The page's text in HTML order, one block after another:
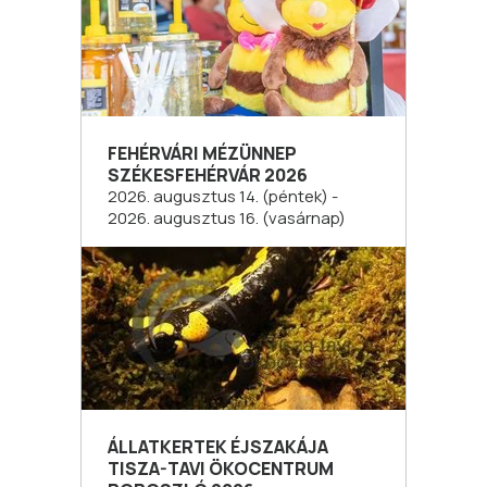
FEHÉRVÁRI MÉZÜNNEP
SZÉKESFEHÉRVÁR 2026
2026. augusztus 14. (péntek) -
2026. augusztus 16. (vasárnap)
ÁLLATKERTEK ÉJSZAKÁJA
TISZA-TAVI ÖKOCENTRUM